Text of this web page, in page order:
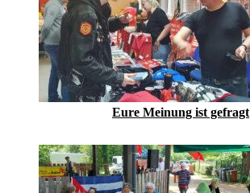
Eure Meinung ist gefragt